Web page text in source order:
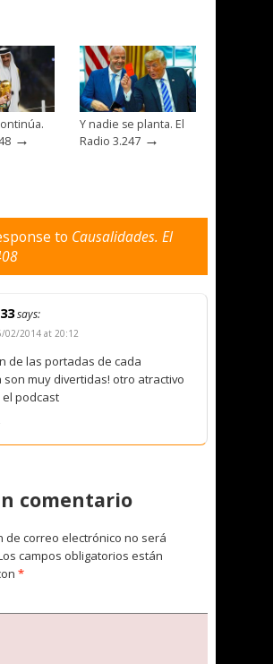
→
Y nadie se planta. El
Radio 3.247 →
to Causalidades. El
says:
02/2014 at 20:12
de las portadas de cada
son muy divertidas! otro atractivo
podcast
comentario
de correo electrónico no será
campos obligatorios están
*